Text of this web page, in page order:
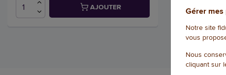
AJOUTER Gérer
Notre site
vous
Nous
cliquant sur